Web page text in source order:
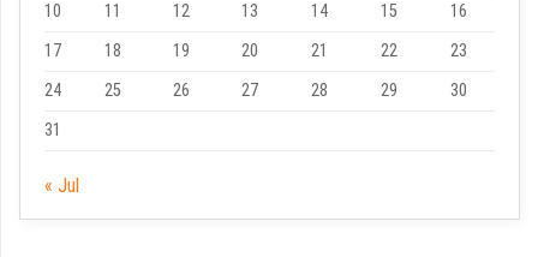
10
11 12 13 14 15
16
17
18 19 20 21 22
23
24
25 26 27 28 29
30
31
« Jul